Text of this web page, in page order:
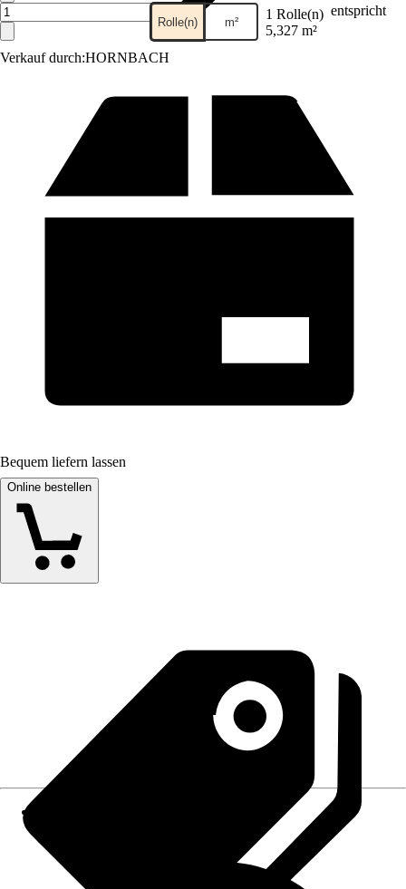
Verkauf durch:HORNBACH
Rolle(n) m² 1 Rolle(n) entspricht
5,327 m²
Bequem liefern lassen
Online bestellen